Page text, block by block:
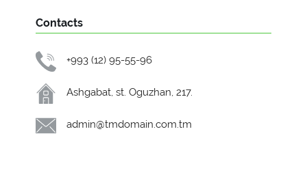
Contacts
+993 (12) 95-55-96
Ashgabat, st. Oguzhan, 217.
admin@tmdomain.com.tm